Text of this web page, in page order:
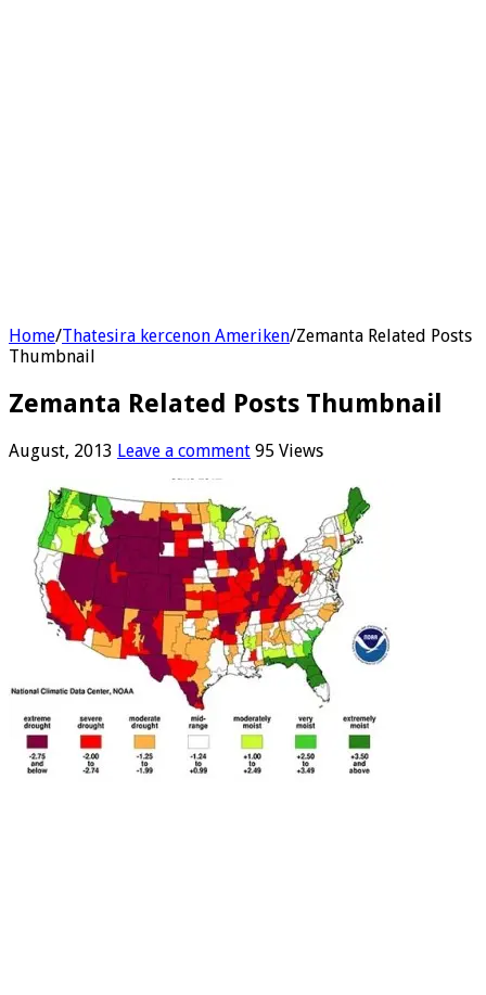
Home/Thatesira kercenon Ameriken/Zemanta Related Posts
Thumbnail
Zemanta Related Posts Thumbnail
August, 2013 Leave a comment 95 Views